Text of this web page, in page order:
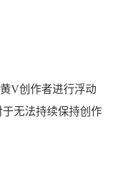
V创作者进行浮动
无法持续保持创作